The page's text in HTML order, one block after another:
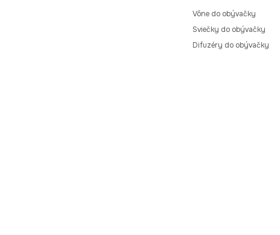
Vône do obývačky
Sviečky do obývačky
Difuzéry do obývačky